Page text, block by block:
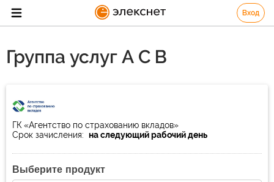
Вход
Группа услуг А С В
ГК «Агентство по страхованию вкладов»
Срок зачисления: на следующий рабочий день
Выберите продукт